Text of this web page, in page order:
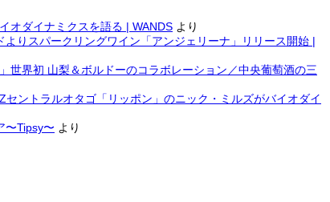
オダイナミクスを語る | WANDS より
よりスパークリングワイン「アンジェリーナ」リリース開始 |
世界初 山梨＆ボルドーのコラボレーション／中央葡萄酒の三
セントラルオタゴ「リッポン」のニック・ミルズがバイオダイ
〜Tipsy〜 より